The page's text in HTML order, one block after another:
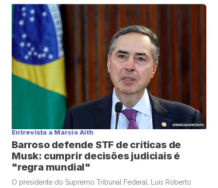
Entrevista a Marcio Aith
Barroso defende STF de críticas de
Musk: cumprir decisões judiciais é
"regra mundial"
O presidente do Supremo Tribunal Federal, Luís Roberto